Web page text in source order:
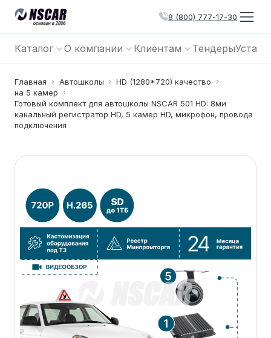
8 (800) 777-17-30
Каталог О компании Клиентам Тендеры
Главная Автошколы
HD (1280*720) качество
на 5 камер
Готовый комплект для автошколы NSCAR 501 HD: 8ми
канальный регистратор HD, 5 камер HD, микрофон, провода
подключения